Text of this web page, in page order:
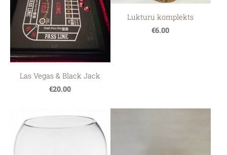
Las Vegas & Black Jack
€20.00
Lukturu komplekts
€6.00